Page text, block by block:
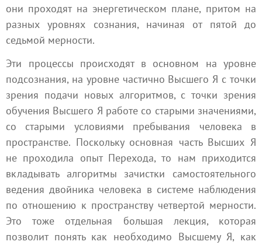
они проходят на энергетическом плане, притом на
разных уровнях сознания, начиная от пятой до
седьмой мерности.
Эти процессы происходят в основном на уровне
подсознания, на уровне частично Высшего Я с точки
зрения подачи новых алгоритмов, с точки зрения
обучения Высшего Я работе со старыми значениями,
со старыми условиями пребывания человека в
пространстве. Поскольку основная часть Высших Я
не проходила опыт Перехода, то нам приходится
вкладывать алгоритмы зачистки самостоятельного
ведениядвойника человека в системе наблюдения
по отношению к пространству четвертой мерности.
Это тоже отдельная большая лекция, которая
позволит понять как необходимо Высшему Я, как